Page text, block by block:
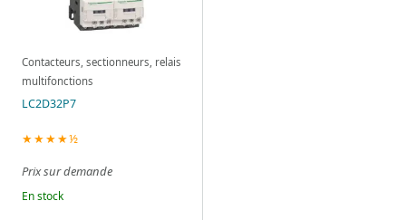
Contacteurs, sectionneurs, relais
multifonctions
LC2D32P7
★★★★½
Prix sur demande
En stock